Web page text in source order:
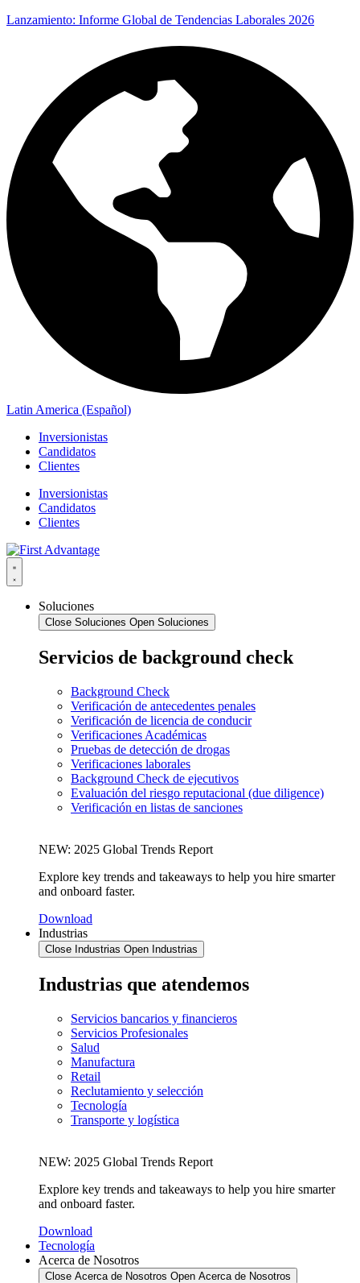
Skip
Lanzamiento: Informe Global de Tendencias Laborales 2026
Latin America (Español)
Inversionistas
Candidatos
Clientes
Inversionistas
Candidatos
Clientes
Soluciones
Close Soluciones Open Soluciones
Servicios de background check
Background Check
Verificación de antecedentes penales
Verificación de licencia de conducir
Verificaciones Académicas
Pruebas de detección de drogas
Verificaciones laborales
Background Check de ejecutivos
Evaluación del riesgo reputacional (due diligence)
Verificación en listas de sanciones
NEW: 2025 Global Trends Report
Explore key trends and takeaways to help you hire smarter
and onboard faster.
Download
Industrias
Close Industrias Open Industrias
Industrias que atendemos
Servicios bancarios y financieros
Servicios Profesionales
Salud
Manufactura
Retail
Reclutamiento y selección
Tecnología
Transporte y logística
NEW: 2025 Global Trends Report
Explore key trends and takeaways to help you hire smarter
and onboard faster.
Download
Tecnología
Acerca de Nosotros
Close Acerca de Nosotros Open Acerca de Nosotros